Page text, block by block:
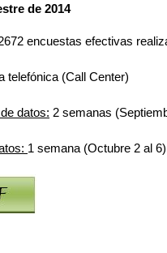
de 2014
encuestas efectivas
telefónica (Call Center)
datos: 2 semanas
1 semana (Octubre 2 al 6)